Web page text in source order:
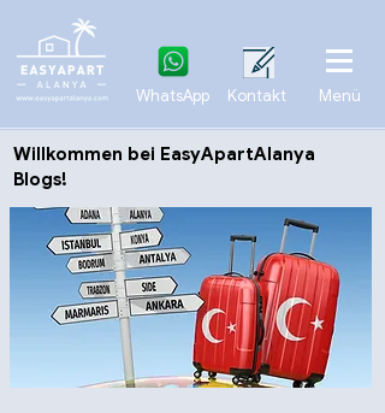
WhatsApp Kontakt Menü
Willkommen bei EasyApartAlanya
Blogs!